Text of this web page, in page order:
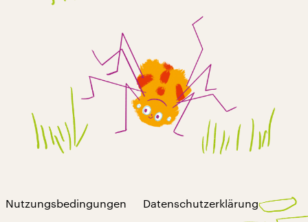
Nutzungsbedingungen Datenschutzerklärung